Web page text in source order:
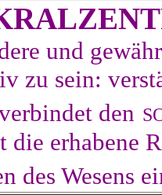
und
zu sein:
den
erhabene
des Wesens